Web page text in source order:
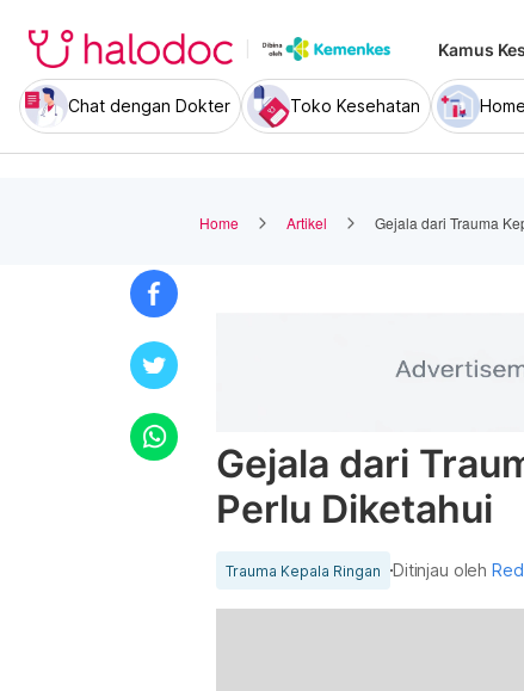
Kamus
Chat dengan Dokter Toko Kesehatan
Home Artikel Gejala dari Trauma
Gejala dari
Perlu Diketahui
Trauma Kepala Ringan Ditinjau oleh